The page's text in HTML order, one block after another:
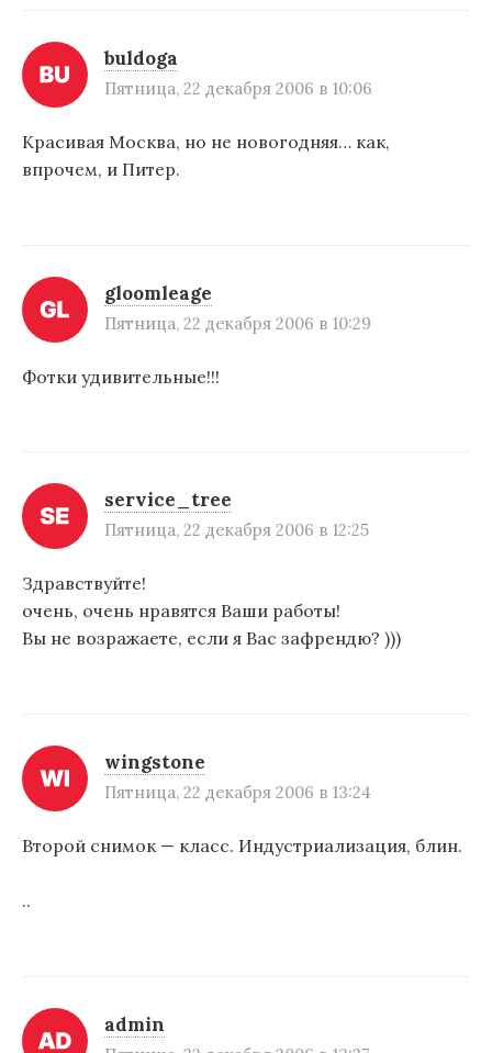
buldoga
Пятница, 22 декабря 2006 в 10:06
Красивая Москва, но не новогодняя… как,
впрочем, и Питер.
gloomleage
Пятница, 22 декабря 2006 в 10:29
Фотки удивительные!!!
service_tree
Пятница, 22 декабря 2006 в 12:25
Здравствуйте!
очень, очень нравятся Ваши работы!
Вы не возражаете, если я Вас зафрендю? )))
wingstone
Пятница, 22 декабря 2006 в 13:24
Второй снимок — класс. Индустриализация, блин.
..
admin